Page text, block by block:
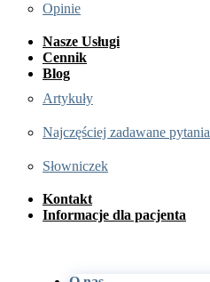
Opinie
Nasze Usługi
Cennik
Blog
Artykuły
Najczęściej zadawane pytania
Słowniczek
Kontakt
Informacje dla pacjenta